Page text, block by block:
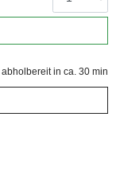
abholbereit in ca. 30 min